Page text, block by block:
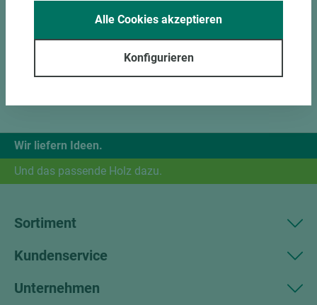
Wir liefern Ideen.
Und das passende Holz dazu.
Sortiment
Kundenservice
Unternehmen
Konfigurieren
Alle Cookies akzeptieren